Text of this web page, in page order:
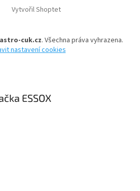
Vytvořil Shoptet
cuk.cz. Všechna práva vyhrazena.
nastavení cookies
ESSOX